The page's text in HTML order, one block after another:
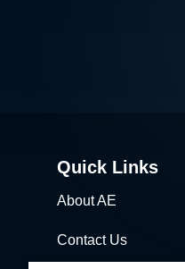
Quick Links
About AE
Contact Us